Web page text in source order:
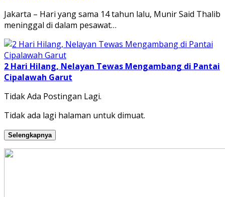
Jakarta – Hari yang sama 14 tahun lalu, Munir Said Thalib
meninggal di dalam pesawat…
2 Hari Hilang, Nelayan Tewas Mengambang di Pantai
Cipalawah Garut
Tidak Ada Postingan Lagi.
Tidak ada lagi halaman untuk dimuat.
Selengkapnya